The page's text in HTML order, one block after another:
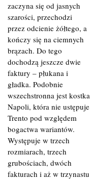
zaczyna się od jasnych
szarości, przechodzi
przez odcienie żółtego, a
kończy się na ciemnych
brązach. Do tego
dochodzą jeszcze dwie
faktury – płukana i
gładka. Podobnie
wszechstronna jest kostka
Napoli, która nie ustępuje
Trento pod względem
bogactwa wariantów.
Występuje w trzech
rozmiarach, trzech
grubościach, dwóch
fakturach i aż w trzynastu